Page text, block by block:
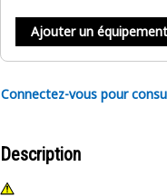
Ajouter un équipement
Connectez-vous pour
Description